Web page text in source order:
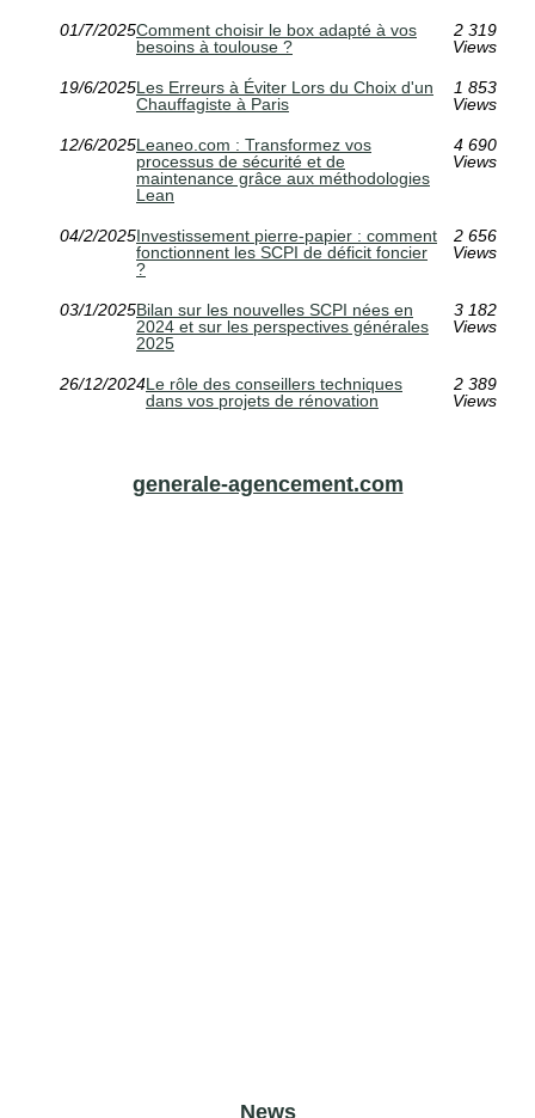
01/7/2025Comment choisir le box adapté à vos
besoins à toulouse ?
2 319
Views
19/6/2025Les Erreurs à Éviter Lors du Choix d'un
Chauffagiste à Paris
1 853
Views
12/6/2025Leaneo.com : Transformez vos
processus de sécurité et de
maintenance grâce aux méthodologies
Lean
4 690
Views
04/2/2025Investissement pierre-papier : comment
fonctionnent les SCPI de déficit foncier
?
2 656
Views
03/1/2025Bilan sur les nouvelles SCPI nées en
2024 et sur les perspectives générales
2025
3 182
Views
26/12/2024Le rôle des conseillers techniques
dans vos projets de rénovation
2 389
Views
generale-agencement.com
News